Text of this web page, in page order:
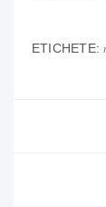
ETICHETE: